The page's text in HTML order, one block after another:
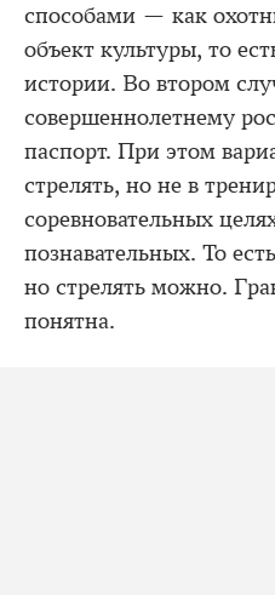
способами — как
объект культуры, то
истории. Во втором
совершеннолетнему
паспорт. При этом
стрелять, но не в
соревновательных
познавательных. То
но стрелять можно.
понятна.